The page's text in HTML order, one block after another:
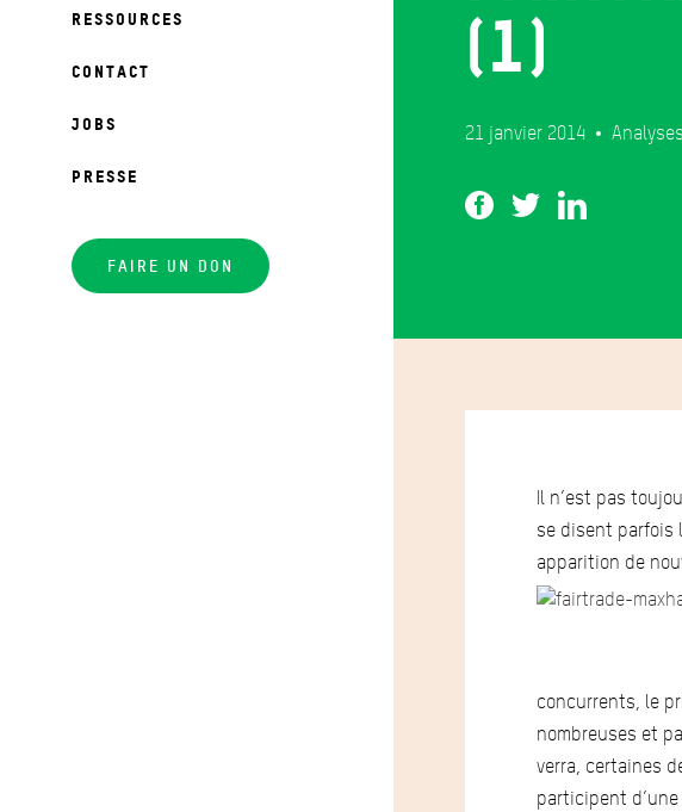
RESSOURCES
CONTACT
JOBS
PRESSE
FAIRE UN DON
(1)
21 janvier 2014 Analyses
Il n’est pas
se disent parfois
apparition de
concurrents, le
nombreuses et
verra, certaines
participent